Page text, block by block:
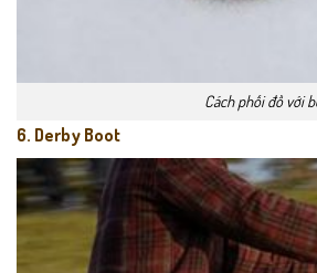
Cách phối đồ với
6. Derby Boot